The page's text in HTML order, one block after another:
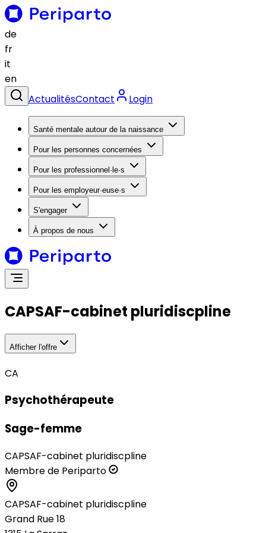
de
fr
it
en
ActualitésContact Login
Santé mentale autour de la naissance
Pour les personnes concernées
Pour les professionnel·le·s
Pour les employeur·euse·s
S'engager
À propos de nous
CAPSAF-cabinet pluridiscpline
Afficher l'offre
CA
Psychothérapeute
Sage-femme
CAPSAF-cabinet pluridiscpline
Membre de Periparto
CAPSAF-cabinet pluridiscpline
Grand Rue 18